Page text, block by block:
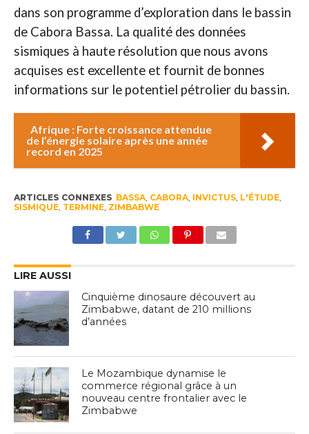
dans son programme d’exploration dans le bassin
de Cabora Bassa. La qualité des données
sismiques à haute résolution que nous avons
acquises est excellente et fournit de bonnes
informations sur le potentiel pétrolier du bassin.
Afrique : Forte croissance attendue
de l’énergie solaire après une année
record en 2025
ARTICLES CONNEXES BASSA, CABORA, INVICTUS, L'ÉTUDE,
SISMIQUE, TERMINE, ZIMBABWE
LIRE AUSSI
Cinquième dinosaure découvert au
Zimbabwe, datant de 210 millions
d’années
Le Mozambique dynamise le
commerce régional grâce à un
nouveau centre frontalier avec le
Zimbabwe